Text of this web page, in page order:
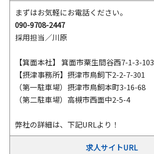
まずはお気軽にお電話ください。
090-9708-2447
採用担当／川原
【箕面本社】 箕面市粟生間谷西7-1-3-103
【摂津事務所】摂津市鳥飼下2-2-7-301
（第一駐車場）摂津市鳥飼本町3-16-68
（第二駐車場）高槻市西面中2-5-4
弊社の詳細は、下記URLより！
求人サイトURL